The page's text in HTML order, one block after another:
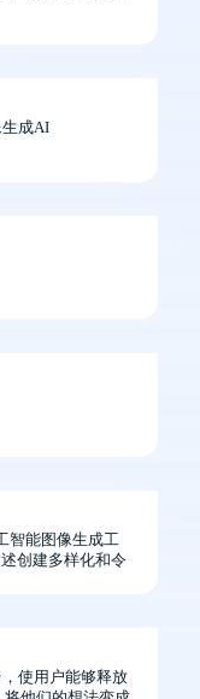
成AI
智能图像生成工
创建多样化和令
使用户能够释放